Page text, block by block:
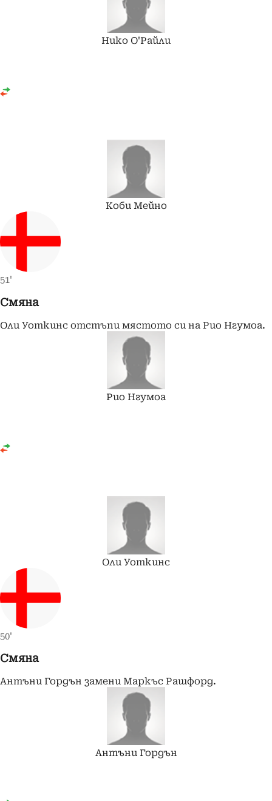
Нико О'Райли
Коби Мейно
51'
Смяна
Оли Уоткинс отстъпи мястото си на Рио Нгумоа.
Рио Нгумоа
Оли Уоткинс
50'
Смяна
Антъни Гордън замени Маркъс Рашфорд.
Антъни Гордън